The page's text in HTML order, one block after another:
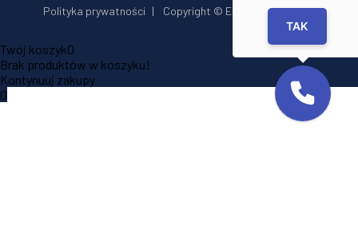
Polityka prywatności | Copyright © E‑Installator 2026
Twój koszyk0
Brak produktów w koszyku!
Kontynuuj zakupy
0
TAK